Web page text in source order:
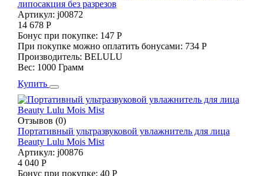
липосакция без разрезов
Артикул: j00872
14 678 Р
Бонус при покупке: 147 Р
При покупке можно оплатить бонусами: 734 Р
Производитель: BELULU
Вес: 1000 Грамм
Купить
Отзывов (0)
Портативный ультразвуковой увлажнитель для лица
Beauty Lulu Mois Mist
Артикул: j00876
4 040 Р
Бонус при покупке: 40 Р